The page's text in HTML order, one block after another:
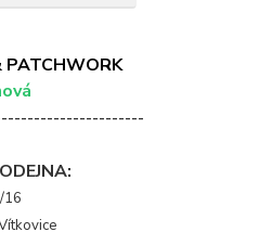
PATCHWORK
16